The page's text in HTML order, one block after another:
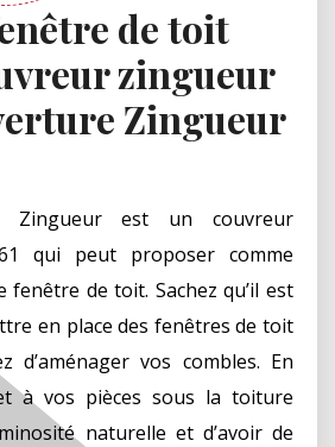
de toit
zingueur
Zingueur
Zingueur est un couvreur
qui peut proposer comme
fenêtre de toit. Sachez qu’il est
en place des fenêtres de toit
d’aménager vos combles. En
à vos pièces sous la toiture
naturelle et d’avoir de